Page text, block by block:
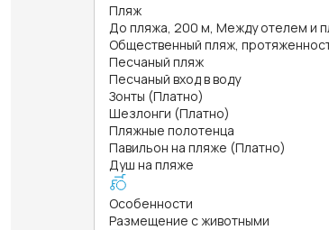
Пляж
До пляжа, 200 м, Между отелем и
Общественный пляж,
Песчаный пляж
Песчаный вход в воду
Зонты (Платно)
Шезлонги (Платно)
Пляжные полотенца
Павильон на пляже (Платно)
Душ на пляже
Особенности
Размещение с животными